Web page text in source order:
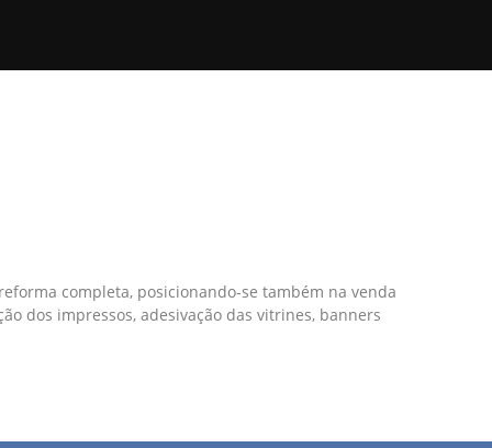
completa, posicionando-se também na venda
dos impressos, adesivação das vitrines, banners